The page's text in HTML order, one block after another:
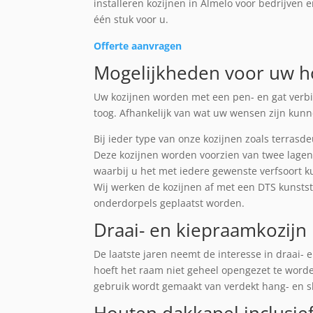
installeren kozijnen in Almelo voor bedrijven
één stuk voor u.
Offerte aanvragen
Mogelijkheden voor uw
Uw kozijnen worden met een pen- en gat
toog. Afhankelijk van wat uw wensen zijn
Bij ieder type van onze kozijnen zoals
Deze kozijnen worden voorzien van twee
waarbij u het met iedere gewenste verfsoort
Wij werken de kozijnen af met een DTS
onderdorpels geplaatst worden.
Draai- en kiepraamkozijn
De laatste jaren neemt de interesse in draai-
hoeft het raam niet geheel opengezet te
gebruik wordt gemaakt van verdekt hang- en